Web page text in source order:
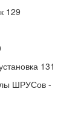
129
131
ШРУСов -